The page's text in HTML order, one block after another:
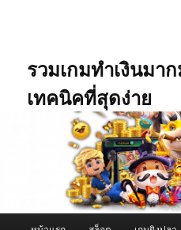
รวมเกมทำเงินมา
เทคนิคที่สุดง่าย